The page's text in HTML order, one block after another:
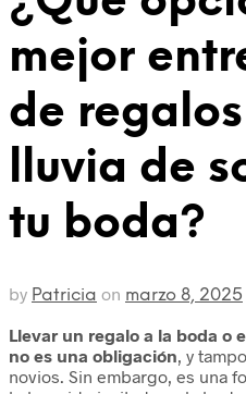
mejor
de
lluvia de
tu boda?
by Patricia on marzo 8, 2025
Llevar un regalo a la boda o
no es una obligación, y
novios. Sin embargo, es una